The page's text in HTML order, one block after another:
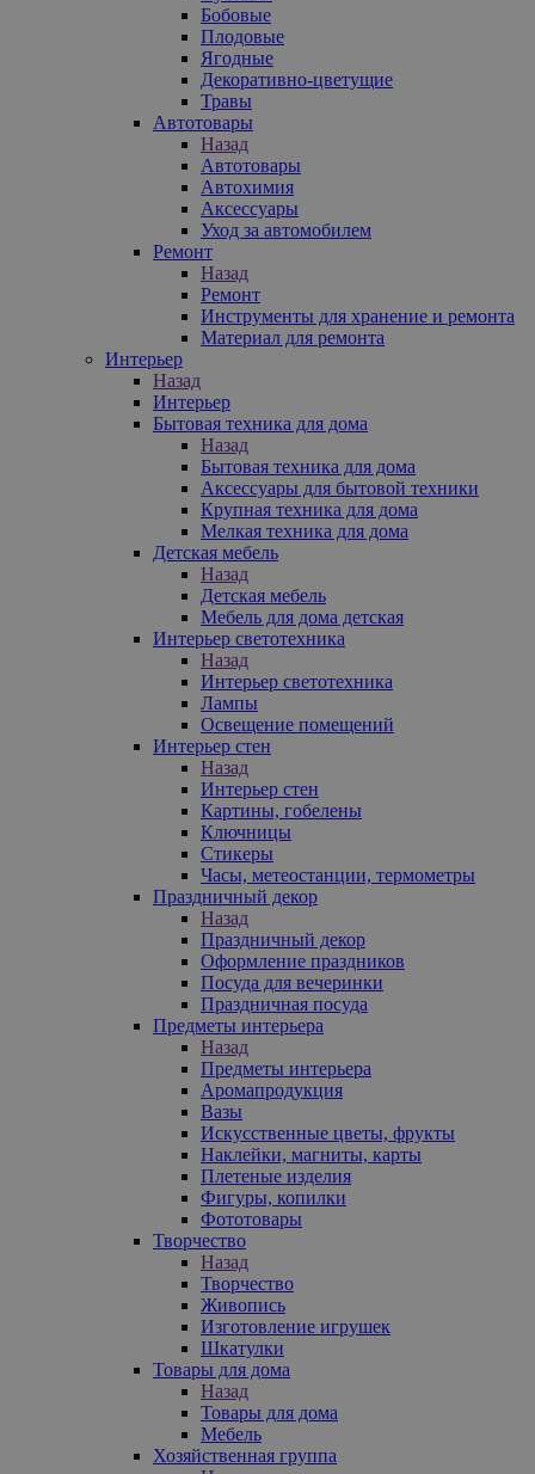
Бобовые
Плодовые
Ягодные
Декоративно-цветущие
Травы
Автотовары
Назад
Автотовары
Автохимия
Аксессуары
Уход за автомобилем
Ремонт
Назад
Ремонт
Инструменты для хранение и ремонта
Материал для ремонта
Интерьер
Назад
Интерьер
Бытовая техника для дома
Назад
Бытовая техника для дома
Аксессуары для бытовой техники
Крупная техника для дома
Мелкая техника для дома
Детская мебель
Назад
Детская мебель
Мебель для дома детская
Интерьер светотехника
Назад
Интерьер светотехника
Лампы
Освещение помещений
Интерьер стен
Назад
Интерьер стен
Картины, гобелены
Ключницы
Стикеры
Часы, метеостанции, термометры
Праздничный декор
Назад
Праздничный декор
Оформление праздников
Посуда для вечеринки
Праздничная посуда
Предметы интерьера
Назад
Предметы интерьера
Аромапродукция
Вазы
Искусственные цветы, фрукты
Наклейки, магниты, карты
Плетеные изделия
Фигуры, копилки
Фототовары
Творчество
Назад
Творчество
Живопись
Изготовление игрушек
Шкатулки
Товары для дома
Назад
Товары для дома
Мебель
Хозяйственная группа